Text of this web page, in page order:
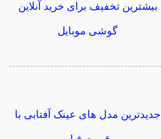
بیشترین تخفیف برای خرید آنلاین
گوشی موبایل
جدیدترین مدل های عینک آفتابی با